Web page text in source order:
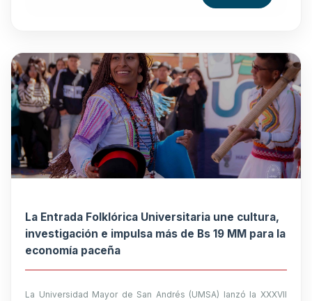
La Entrada Folklórica Universitaria une cultura,
investigación e impulsa más de Bs 19 MM para la
economía paceña
La Universidad Mayor de San Andrés (UMSA) lanzó la XXXVII